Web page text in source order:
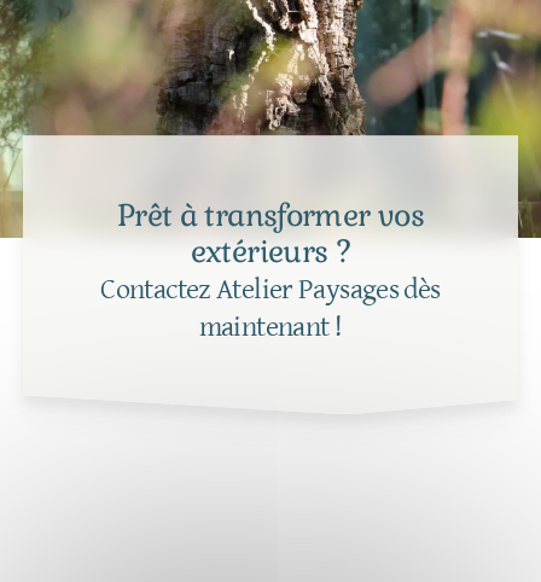
Prêt à transformer vos
extérieurs ?
Contactez Atelier Paysages dès
maintenant !